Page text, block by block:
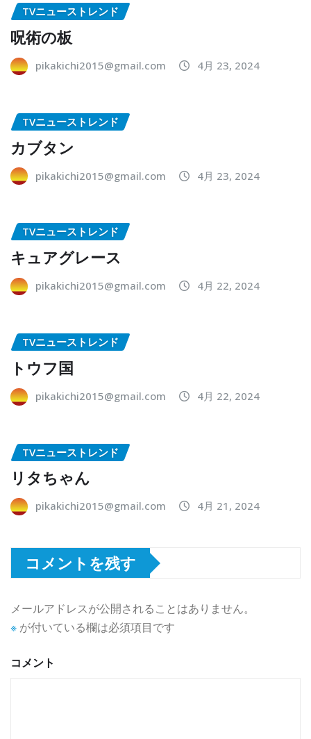
TVニューストレンド
呪術の板
pikakichi2015@gmail.com 4月 23, 2024
TVニューストレンド
カブタン
pikakichi2015@gmail.com 4月 23, 2024
TVニューストレンド
キュアグレース
pikakichi2015@gmail.com 4月 22, 2024
TVニューストレンド
トウフ国
pikakichi2015@gmail.com 4月 22, 2024
TVニューストレンド
リタちゃん
pikakichi2015@gmail.com 4月 21, 2024
コメントを残す
メールアドレスが公開されることはありません。
※ が付いている欄は必須項目です
コメント